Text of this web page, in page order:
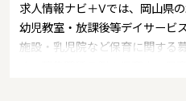
求人情報ナビ＋Vでは、岡山県
幼児教室・放課後等デイサービ
施設・乳児院など保育に関する